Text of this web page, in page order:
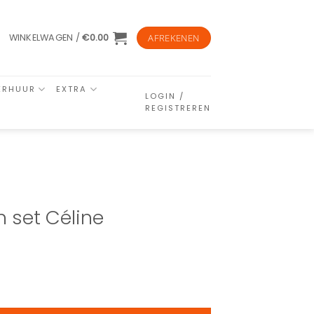
WINKELWAGEN /€0.00 AFREKENEN
EXTRA
LOGIN /
REGISTREREN
set Céline